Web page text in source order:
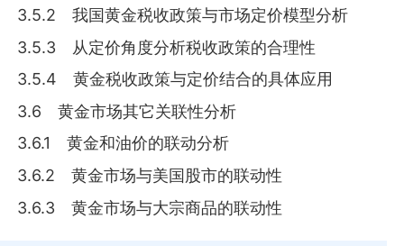
3.5.2 我国黄金税收政策与市场定价模型分析
3.5.3 从定价角度分析税收政策的合理性
3.5.4 黄金税收政策与定价结合的具体应用
3.6 黄金市场其它关联性分析
3.6.1 黄金和油价的联动分析
3.6.2 黄金市场与美国股市的联动性
3.6.3 黄金市场与大宗商品的联动性